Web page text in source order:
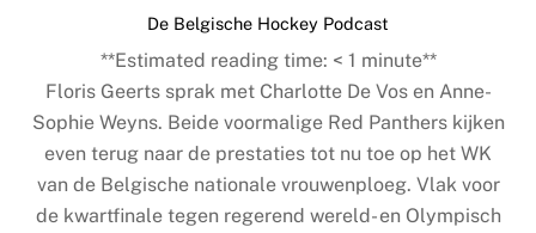
De Belgische Hockey Podcast
**Estimated reading time: < 1 minute**
Floris Geerts sprak met Charlotte De Vos en Anne-
Sophie Weyns. Beide voormalige Red Panthers kijken
even terug naar de prestaties tot nu toe op het WK
van de Belgische nationale vrouwenploeg. Vlak voor
de kwartfinale tegen regerend wereld- en Olympisch